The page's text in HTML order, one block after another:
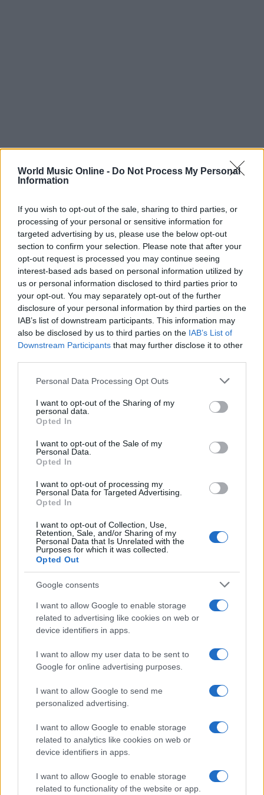
World Music Online - Do Not Process My Personal
Information
If you wish to opt-out of the sale, sharing to third parties, or
processing of your personal or sensitive information for
targeted advertising by us, please use the below opt-out
section to confirm your selection. Please note that after your
opt-out request is processed you may continue seeing
interest-based ads based on personal information utilized by
us or personal information disclosed to third parties prior to
your opt-out. You may separately opt-out of the further
disclosure of your personal information by third parties on the
IAB’s list of downstream participants. This information may
also be disclosed by us to third parties on the IAB’s List of
Downstream Participants that may further disclose it to other
Please note that this website/app uses one or more Google
not limited to your visit or usage behaviour. You may click to
grant or deny consent to Google and its third-party tags to
use your data for below specified purposes in below Google
consent section.
Personal Data Processing Opt Outs
I want to opt-out of the Sharing of my
personal data.
Opted In
I want to opt-out of the Sale of my
Personal Data.
Opted In
I want to opt-out of processing my
Personal Data for Targeted Advertising.
Opted In
I want to opt-out of Collection, Use,
Retention, Sale, and/or Sharing of my
Personal Data that Is Unrelated with the
Purposes for which it was collected.
Opted Out
Google consents
I want to allow Google to enable storage
related to advertising like cookies on web or
device identifiers in apps.
I want to allow my user data to be sent to
Google for online advertising purposes.
I want to allow Google to send me
personalized advertising.
I want to allow Google to enable storage
related to analytics like cookies on web or
device identifiers in apps.
I want to allow Google to enable storage
related to functionality of the website or app.
annuncia una pausa dalla vita pubblica
Letizia Fontana · 8 Ago 2026
NEWS
Noemi in ospedale: il racconto della riabilitazione e il
ritorno sul palco
Susanna Riva · 6 Ago 2026
NEWS